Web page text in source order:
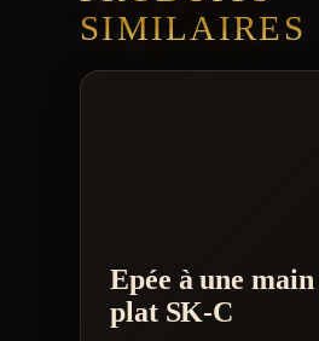
SIMILAIRES
Epée à une
plat SK-C